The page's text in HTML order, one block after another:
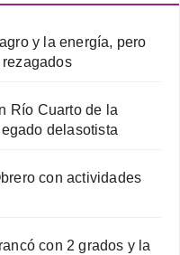
y la energía, pero
Río Cuarto de la
delasotista
con actividades
con 2 grados y la